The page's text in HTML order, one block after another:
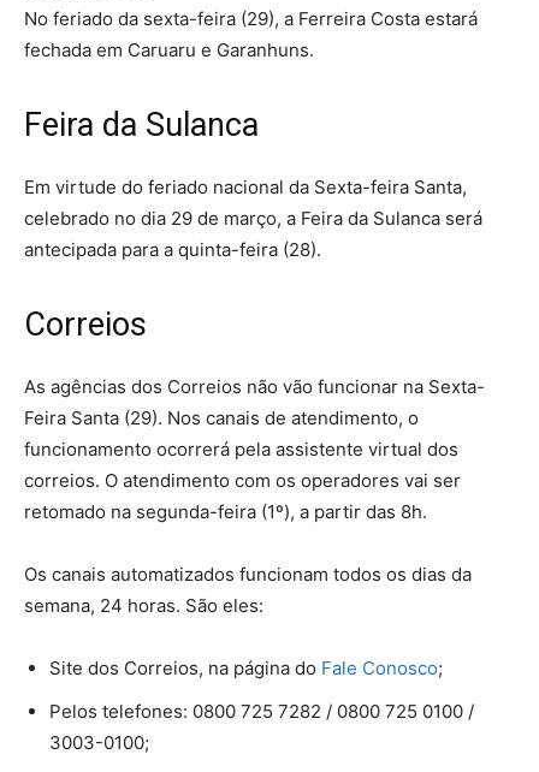
No feriado da sexta-feira (29), a Ferreira Costa estará
fechada em Caruaru e Garanhuns.
Feira da Sulanca
Em virtude do feriado nacional da Sexta-feira Santa,
celebrado no dia 29 de março, a Feira da Sulanca será
antecipada para a quinta-feira (28).
Correios
As agências dos Correios não vão funcionar na Sexta-
Feira Santa (29). Nos canais de atendimento, o
funcionamento ocorrerá pela assistente virtual dos
correios. O atendimento com os operadores vai ser
retomado na segunda-feira (1º), a partir das 8h.
Os canais automatizados funcionam todos os dias da
semana, 24 horas. São eles:
Site dos Correios, na página do Fale Conosco;
Pelos telefones: 0800 725 7282 / 0800 725 0100 /
3003-0100;